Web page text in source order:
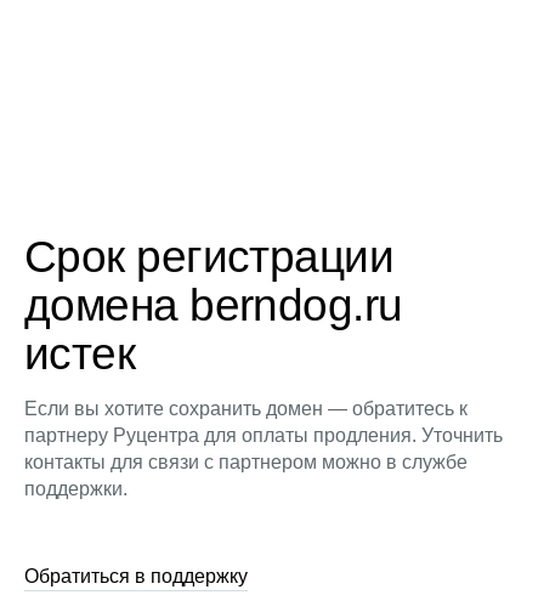
Срок регистрации
домена berndog.ru
истек
Если вы хотите сохранить домен — обратитесь к
партнеру Руцентра для оплаты продления. Уточнить
контакты для связи с партнером можно в службе
поддержки.
Обратиться в поддержку